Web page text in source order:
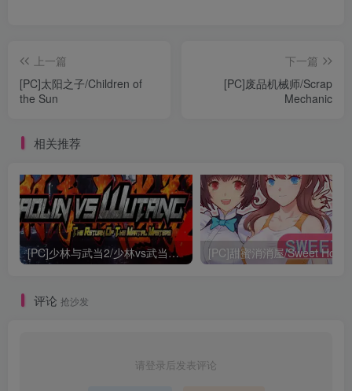
上一篇
[PC]太阳之子/Children of
the Sun
下一篇
[PC]废品机械师/Scrap
Mechanic
相关推荐
[PC]少林与武当2/少林vs武当2/Shaolin vs Wutang 2 [PC]甜蜜消消屋/Sweet
评论 抢沙发
请登录后发表评论